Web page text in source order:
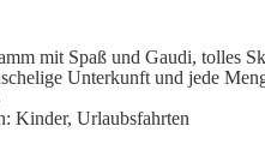
mit Spaß und Gaudi, tolles
Unterkunft und jede
Kinder, Urlaubsfahrten